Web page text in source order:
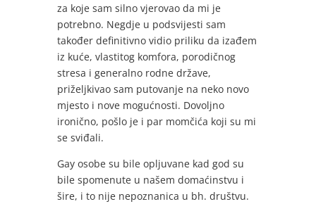
za koje sam silno vjerovao da mi je
potrebno. Negdje u podsvijesti sam
također definitivno vidio priliku da izađem
iz kuće, vlastitog komfora, porodičnog
stresa i generalno rodne države,
priželjkivao sam putovanje na neko novo
mjesto i nove mogućnosti. Dovoljno
ironično, pošlo je i par momčića koji su mi
se sviđali.
Gay osobe su bile opljuvane kad god su
bile spomenute u našem domaćinstvu i
šire, i to nije nepoznanica u bh. društvu.